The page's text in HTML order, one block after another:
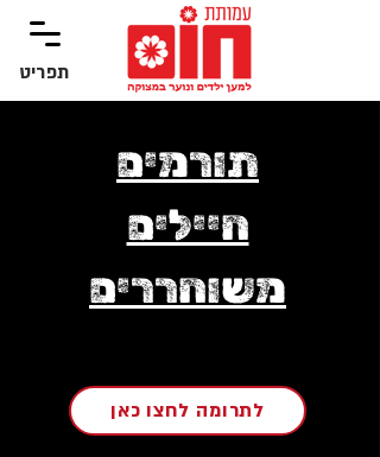
תפריט
תורמים
חיילים
משוחררים
לתרומה לחצו כאן